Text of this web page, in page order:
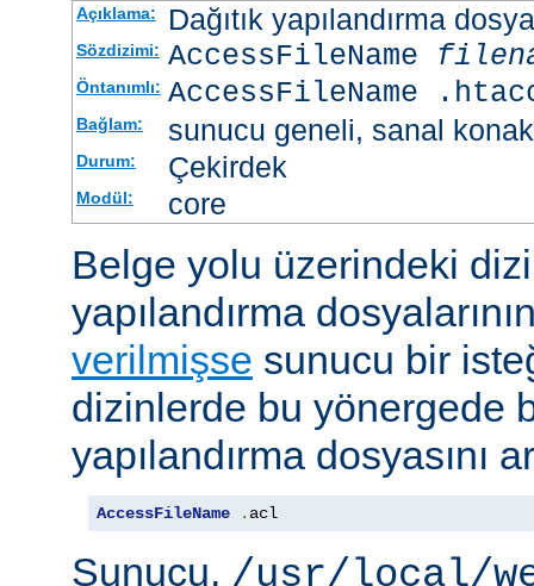
Açıklama: Dağıtık yapılandırma
Sözdizimi: AccessFileName
Öntanımlı: AccessFileName
Bağlam: sunucu geneli, sanal konak
Durum: Çekirdek
Modül: core
Belge yolu üzerindeki
yapılandırma
verilmişse sunucu bir
dizinlerde bu yönergede
yapılandırma dosyasını
AccessFileName . acl
Sunucu, /usr/local/